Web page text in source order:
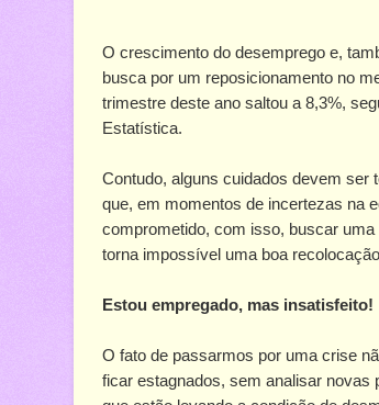
O crescimento do desemprego e,
busca por um reposicionamento no
trimestre deste ano saltou a 8,3%,
Estatística.
Contudo, alguns cuidados devem ser
que, em momentos de incertezas na
comprometido, com isso, buscar
torna impossível uma boa
Estou empregado, mas insatisfeito!
O fato de passarmos por uma crise
ficar estagnados, sem analisar novas